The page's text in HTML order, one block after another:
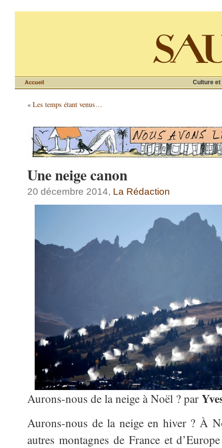
Culture et
Accueil
« Les temps étant venus…
Une neige canon
20 décembre 2014, La Rédaction
Aurons-nous de la neige à Noël ? par
Aurons-nous de la neige en hiver ? À
autres montagnes de France et